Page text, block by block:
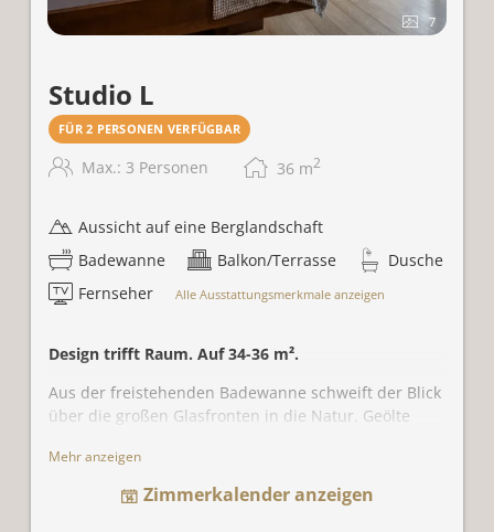
7
Studio L
FÜR 2 PERSONEN VERFÜGBAR
Max.: 3 Personen 36 m2
Aussicht auf eine Berglandschaft
Badewanne
Balkon/Terrasse
Dusche
Fernseher
Alle Ausstattungsmerkmale anzeigen
Design trifft Raum. Auf 34-36 m².
Aus der freistehenden Badewanne schweift der Blick
über die großen Glasfronten in die Natur. Geölte
und Naturmaterialien wie Wolle und Leinen auf dem
kuscheligen Day Bed oder im gemütlichen
Schaukelstuhl laden zum Verweilen ein.
Mehr anzeigen
Zimmerkalender anzeigen